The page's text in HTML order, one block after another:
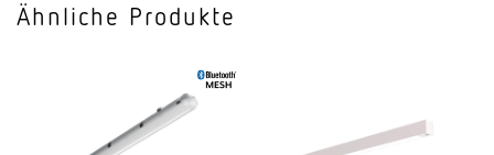
Mit Funk-Netzwerksteuerung
Ähnliche Produkte